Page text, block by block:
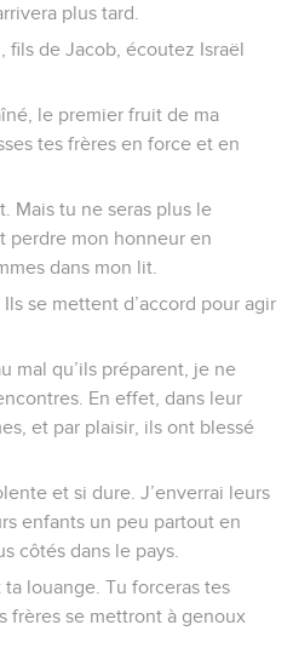
plus tard.
fils de Jacob, écoutez Israël
le premier fruit de ma
tes frères en force et en
Mais tu ne seras plus le
perdre mon honneur en
dans mon lit.
se mettent d’accord pour agir
mal qu’ils préparent, je ne
En effet, dans leur
et par plaisir, ils ont blessé
et si dure. J’enverrai leurs
enfants un peu partout en
côtés dans le pays.
louange. Tu forceras tes
frères se mettront à genoux